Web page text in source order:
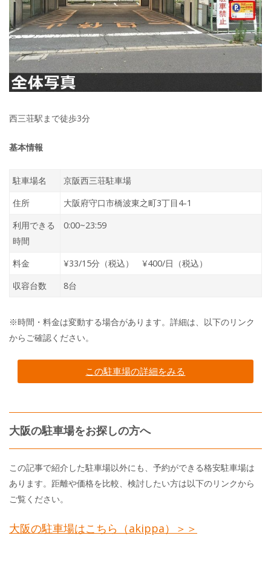
西三荘駅まで徒歩3分
基本情報
駐車場名
京阪西三荘駐車場
住所
大阪府守口市橋波東之町3丁目4-1
利用できる
時間
0:00~23:59
料金
¥33/15分（税込） ¥400/日（税込）
収容台数
8台
※時間・料金は変動する場合があります。詳細は、以下のリンク
からご確認ください。
この駐車場の詳細をみる
大阪の駐車場をお探しの方へ
この記事で紹介した駐車場以外にも、予約ができる格安駐車場は
あります。距離や価格を比較、検討したい方は以下のリンクから
ご覧ください。
大阪の駐車場はこちら（akippa）＞＞